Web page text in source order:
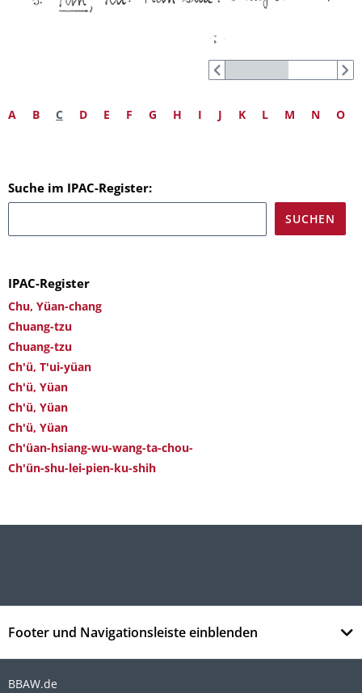
A B C D E F G H I J K L M N O
Suche im IPAC-Register:
IPAC-Register
Chu, Yüan-chang
Chuang-tzu
Chuang-tzu
Ch'ü, T'ui-yüan
Ch'ü, Yüan
Ch'ü, Yüan
Ch'ü, Yüan
Ch'üan-hsiang-wu-wang-ta-chou-
Ch'ün-shu-lei-pien-ku-shih
Footer und Navigationsleiste einblenden
BBAW.de